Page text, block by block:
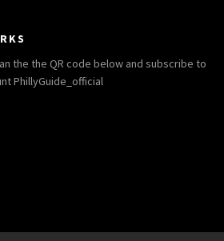
the the QR code below and subscribe to
PhillyGuide_official